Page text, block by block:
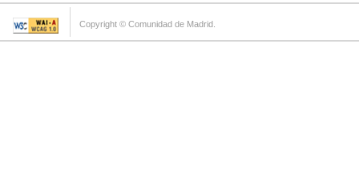
Copyright © Comunidad de Madrid.